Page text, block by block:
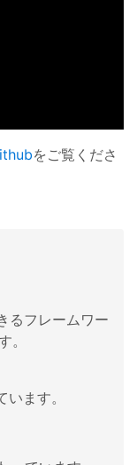
をご覧くださ
るフレームワー
。
ます。